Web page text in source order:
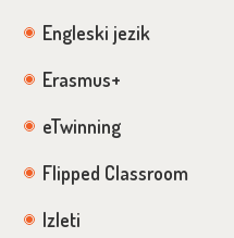
Engleski jezik
Erasmus+
eTwinning
Flipped Classroom
Izleti